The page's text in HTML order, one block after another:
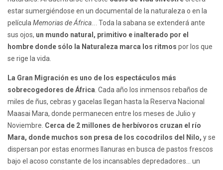
estar sumergiéndose en un documental de la naturaleza o en la
películaMemorias de África... Toda la sabana se extenderá ante
sus ojos, un mundo natural, primitivo e inalterado por el
hombre donde sólo la Naturaleza marca los ritmos por los que
se rige la vida.
La Gran Migración es uno de los espectáculos más
sobrecogedores de África. Cada año los inmensos rebaños de
miles de ñus, cebras y gacelas llegan hasta la Reserva Nacional
Maasai Mara, donde permanecen entre los meses de Julio y
Noviembre. Cerca de 2 millones de herbívoros cruzan el río
Mara, donde muchos son presa de los cocodrilos del Nilo, y se
dispersan por estas enormes llanuras en busca de pastos frescos
bajo el acoso constante de los incansables depredadores… un